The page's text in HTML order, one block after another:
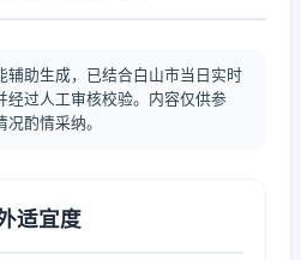
辅助生成，已结合白山市当日实时
经过人工审核校验。内容仅供参
酌情采纳。
适宜度